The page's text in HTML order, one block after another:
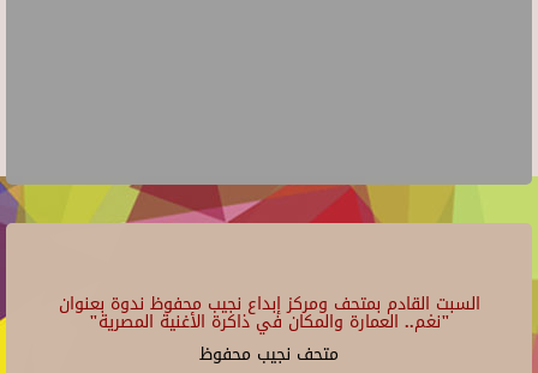
السبت القادم بمتحف ومركز إبداع نجيب محفوظ ندوة بعنوان
"نغم.. العمارة والمكان في ذاكرة الأغنية المصرية"
متحف نجيب محفوظ